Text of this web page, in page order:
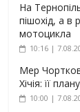
На
пішохід, а в
мотоцикла
10:16 |
Мер
Хічія: її
10:00 |